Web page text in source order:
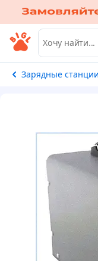
Зарядные станции